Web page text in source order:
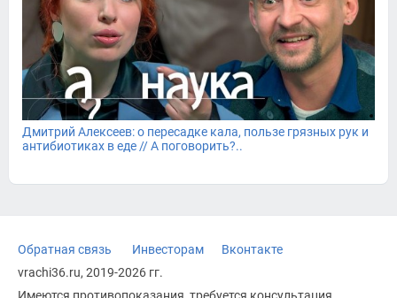
Дмитрий Алексеев: о пересадке кала, пользе грязных рук и
антибиотиках в еде // А поговорить?..
Обратная связь Инвесторам
Вконтакте
vrachi36.ru, 2019-2026 гг.